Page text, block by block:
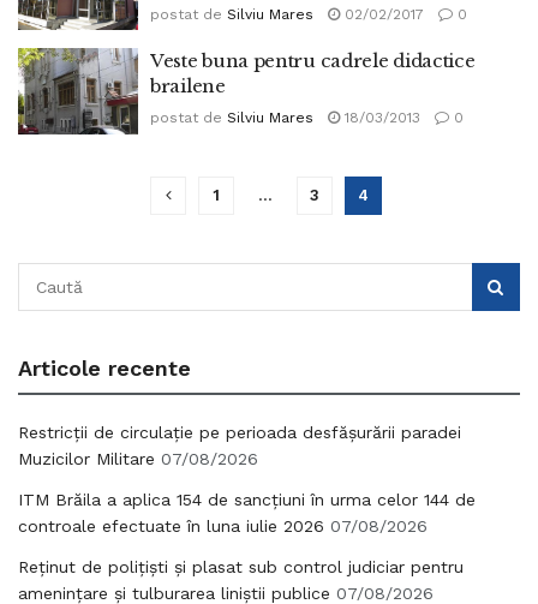
postat de Silviu Mares 02/02/2017 0
Veste buna pentru cadrele didactice
brailene
postat de Silviu Mares 18/03/2013 0
1 … 3 4
Articole recente
Restricții de circulație pe perioada desfășurării paradei
Muzicilor Militare 07/08/2026
ITM Brăila a aplica 154 de sancțiuni în urma celor 144 de
controale efectuate în luna iulie 2026 07/08/2026
Reținut de polițiști și plasat sub control judiciar pentru
amenințare și tulburarea liniștii publice 07/08/2026